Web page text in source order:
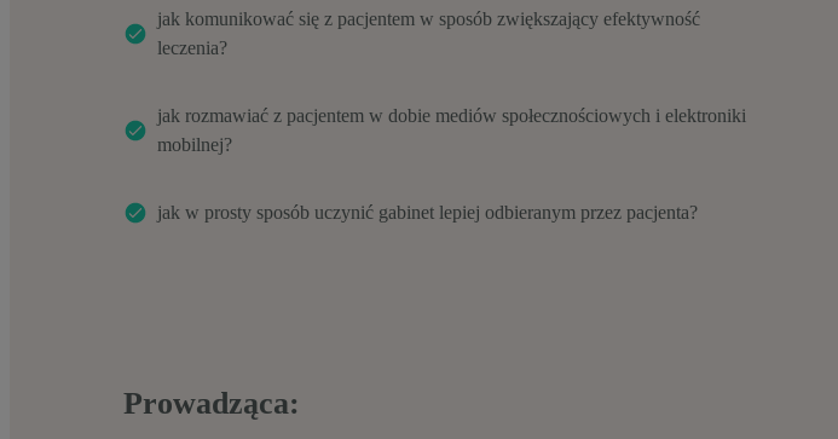
jak komunikować się z pacjentem w sposób zwiększający efektywność
leczenia?
jak rozmawiać z pacjentem w dobie mediów społecznościowych i elektroniki
mobilnej?
jak w prosty sposób uczynić gabinet lepiej odbieranym przez pacjenta?
Prowadząca: